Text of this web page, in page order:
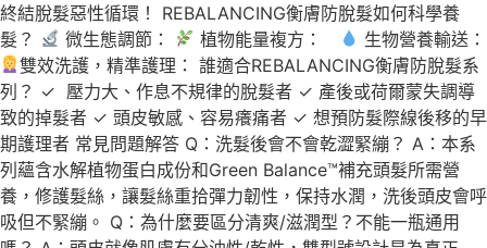
終結脫髮惡性循環！ REBALANCING衡膚防脫髮如何科學養
髮？
微生態調節： 植物能量複方：
生物營養輸送：
雙效洗護，精準護理： 誰適合REBALANCING衡膚防脫髮系
列？ ✓ 壓力大、作息不規律的脫髮者 ✓ 產後或荷爾蒙失調導
致的掉髮者 ✓ 頭皮敏感、容易癢痛者 ✓ 想預防髮際線後移的早
期護理者 常見問題解答 Q：洗髮後會不會乾澀緊繃？ A：本系
列蘊含水解植物蛋白成份和Green Balance™補充頭髮所需營
養，修護髮絲，讓髮絲重拾彈力韌性，保持水潤，洗後頭皮會呼
吸但不緊繃。 Q：為什麼要區分清爽/滋潤型？不能一瓶通用